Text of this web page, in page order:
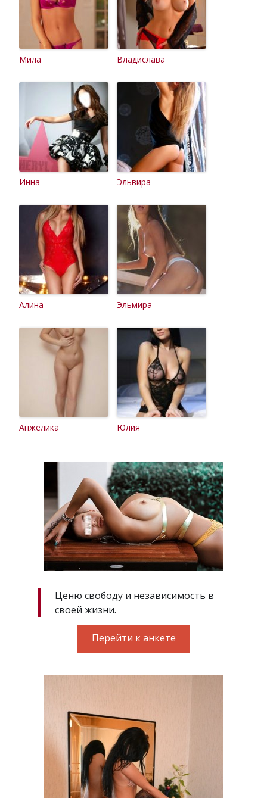
Мила Владислава
Инна Эльвира
Алина Эльмира
Анжелика Юлия
Ценю свободу и независимость в
своей жизни.
Перейти к анкете